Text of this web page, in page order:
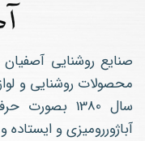
صنایع روشنایی
محصولات روشنایی و
سال 1380
آباژوررومیزی و